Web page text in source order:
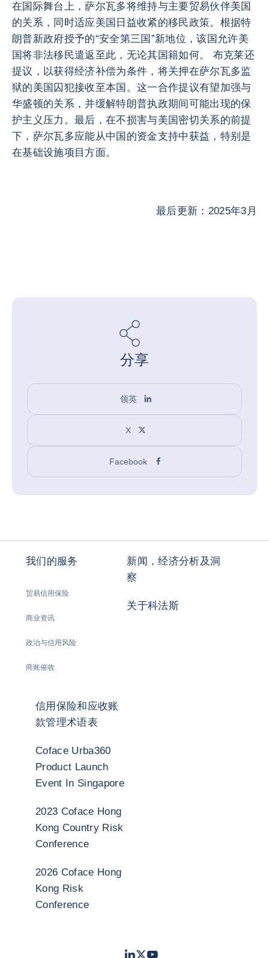
在国际舞台上，萨尔瓦多将维持与主要贸易伙伴美国
的关系，同时适应美国日益收紧的移民政策。根据特
朗普新政府授予的“安全第三国”新地位，该国允许美
国将非法移民遣返至此，无论其国籍如何。 布克莱还
提议，以获得经济补偿为条件，将关押在萨尔瓦多监
狱的美国囚犯接收至本国。这一合作提议有望加强与
华盛顿的关系，并缓解特朗普执政期间可能出现的保
护主义压力。最后，在不损害与美国密切关系的前提
下，萨尔瓦多应能从中国的资金支持中获益，特别是
在基础设施项目方面。
最后更新：2025年3月
分享
领英
X
Facebook
我们的服务
贸易信用保险
商业资讯
政治与信用风险
商账催收
新闻，经济分析及洞
察
关于科法斯
信用保险和应收账
款管理术语表
Coface Urba360
Product Launch
Event In Singapore
2023 Coface Hong
Kong Country Risk
Conference
2026 Coface Hong
Kong Risk
Conference
LinkedIn
TwitterYoutube